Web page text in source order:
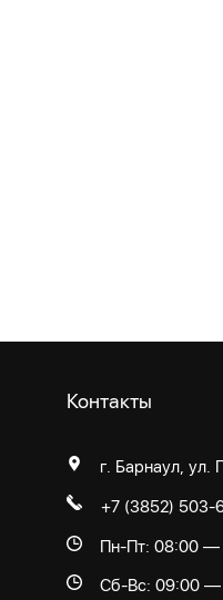
Контакты
г. Барнаул, ул.
+7 (3852) 503-
Пн-Пт: 08:00 —
Сб-Вс: 09:00 —